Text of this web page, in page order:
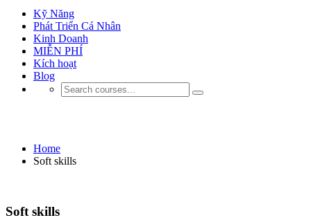
Kỹ Năng
Phát Triển Cá Nhân
Kinh Doanh
MIỄN PHÍ
Kích hoạt
Blog
Home
Soft skills
Soft skills